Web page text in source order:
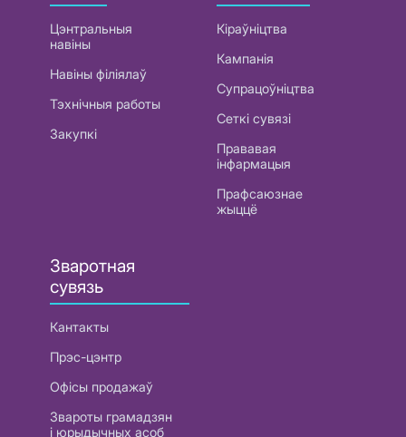
Цэнтральныя
навіны
Навіны філіялаў
Тэхнічныя работы
Закупкі
Кіраўніцтва
Кампанія
Супрацоўніцтва
Сеткі сувязі
Прававая
інфармацыя
Прафсаюзнае
жыццё
Зваротная
сувязь
Кантакты
Прэс-цэнтр
Офісы продажаў
Звароты грамадзян
і юрыдычных асоб